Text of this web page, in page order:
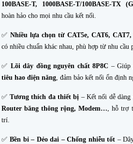
100BASE-T, 1000BASE-T/100BASE-TX
hoàn hảo cho mọi nhu cầu kết nối.
✅Nhiều lựa chọn từ CAT5e, CAT6, CAT7,
có nhiều chuẩn khác nhau, phù hợp từ nhu cầu
✅ Lõi dây đồng nguyên chất 8P8C –
tiêu hao điện năng, đảm bảo kết nối ổn định
✅ Tương thích đa thiết bị – Kết nối dễ dàng
Router băng thông rộng, Modem…, hỗ trợ
trí.
✅ Bền bỉ – Dẻo dai – Chống nhiễu tốt –